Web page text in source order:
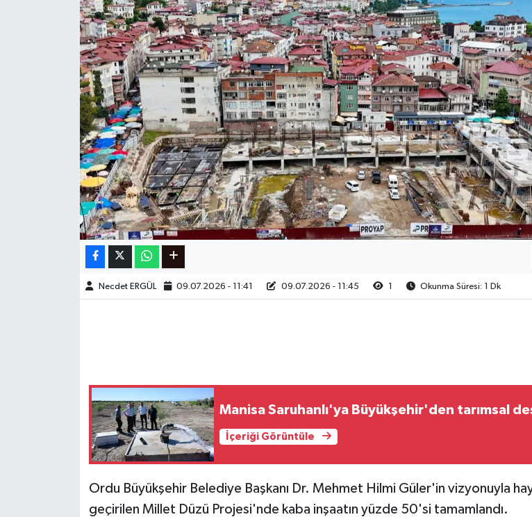
Necdet ERGÜL 09.07.2026 - 11:41 09.07.2026 - 11:45 1 Okunma Süresi: 1 Dk
Manisa Saruhanlı'ya Büyükşehir'den tarımsal
İçeriği Görüntüle
Ordu Büyükşehir Belediye Başkanı Dr. Mehmet Hilmi Güler'in vizyonuyla
geçirilen Millet Düzü Projesi'nde kaba inşaatın yüzde 50'si tamamlandı.
İletişim